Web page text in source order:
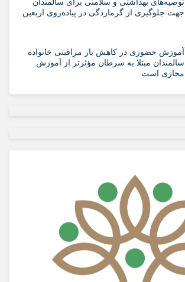
️توصیه‌های بهداشتی و سلامتی برای سالمندان
جهت جلوگیری از گرمازدگی در پیاده‌روی اربعین
آموزش حضوری در کاهش بار مراقبتی خانواده
سالمندان مبتلا به سرطان مؤثرتر از آموزش
مجازی است